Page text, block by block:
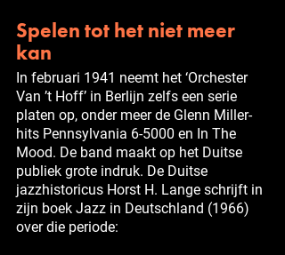
Spelen tot het niet meer
kan
In februari 1941 neemt het ‘Orchester
Van ’t Hoff’ in Berlijn zelfs een serie
platen op, onder meer de Glenn Miller-
hits Pennsylvania 6-5000 en In The
Mood. De band maakt op het Duitse
publiek grote indruk. De Duitse
jazzhistoricus Horst H. Lange schrijft in
zijn boek Jazz in Deutschland (1966)
over die periode: